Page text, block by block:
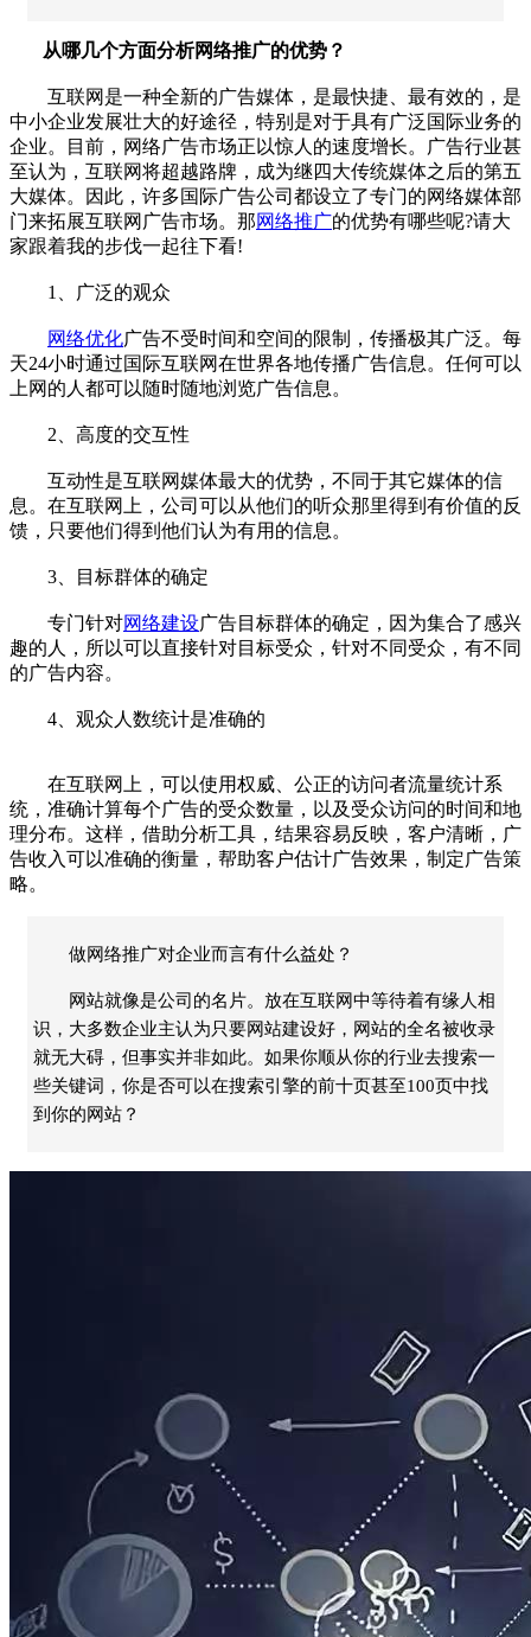
从哪几个方面分析网络推广的优势？
互联网是一种全新的广告媒体，是最快捷、最有效的，是
中小企业发展壮大的好途径，特别是对于具有广泛国际业务的
企业。目前，网络广告市场正以惊人的速度增长。广告行业甚
至认为，互联网将超越路牌，成为继四大传统媒体之后的第五
大媒体。因此，许多国际广告公司都设立了专门的网络媒体部
门来拓展互联网广告市场。那网络推广的优势有哪些呢?请大
家跟着我的步伐一起往下看!
1、广泛的观众
网络优化广告不受时间和空间的限制，传播极其广泛。每
天24小时通过国际互联网在世界各地传播广告信息。任何可以
上网的人都可以随时随地浏览广告信息。
2、高度的交互性
互动性是互联网媒体最大的优势，不同于其它媒体的信
息。在互联网上，公司可以从他们的听众那里得到有价值的反
馈，只要他们得到他们认为有用的信息。
3、目标群体的确定
专门针对网络建设广告目标群体的确定，因为集合了感兴
趣的人，所以可以直接针对目标受众，针对不同受众，有不同
的广告内容。
4、观众人数统计是准确的
在互联网上，可以使用权威、公正的访问者流量统计系
统，准确计算每个广告的受众数量，以及受众访问的时间和地
理分布。这样，借助分析工具，结果容易反映，客户清晰，广
告收入可以准确的衡量，帮助客户估计广告效果，制定广告策
略。
做网络推广对企业而言有什么益处？
网站就像是公司的名片。放在互联网中等待着有缘人相
识，大多数企业主认为只要网站建设好，网站的全名被收录
就无大碍，但事实并非如此。如果你顺从你的行业去搜索一
些关键词，你是否可以在搜索引擎的前十页甚至100页中找
到你的网站？